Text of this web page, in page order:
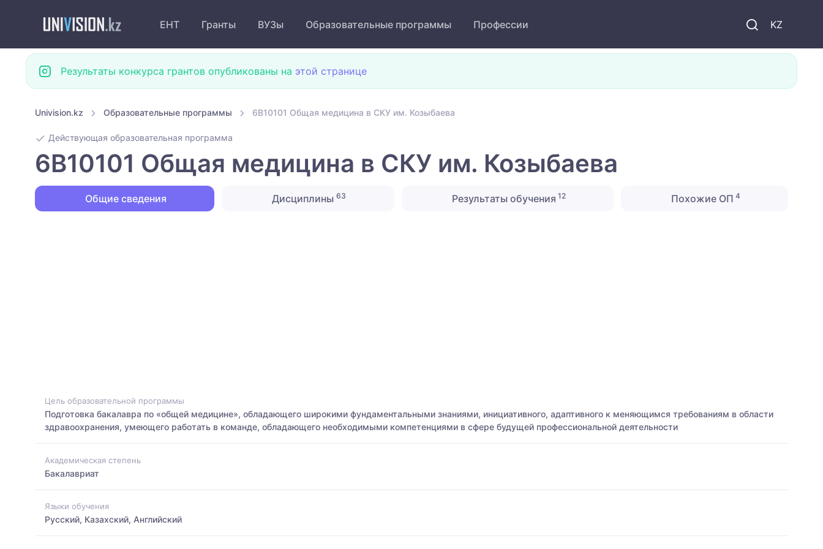
KZ
ЕНТ Гранты ВУЗы Образовательные программы Профессии
Результаты конкурса грантов опубликованы на этой странице
Univision.kz Образовательные программы 6B10101 Общая медицина в СКУ им. Козыбаева
Действующая образовательная программа
6B10101 Общая медицина в СКУ им. Козыбаева
Общие сведения Дисциплины63 Результаты обучения 12 Похожие ОП 4
Цель образовательной программы
Подготовка бакалавра по «общей медицине», обладающего широкими фундаментальными знаниями, инициативного, адаптивного к меняющимся требованиям в области
здравоохранения, умеющего работать в команде, обладающего необходимыми компетенциями в сфере будущей профессиональной деятельности
Академическая степень
Бакалавриат
Языки обучения
Русский, Казахский, Английский